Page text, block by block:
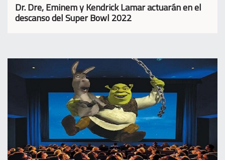
Dr. Dre, Eminem y Kendrick Lamar actuarán en el
descanso del Super Bowl 2022